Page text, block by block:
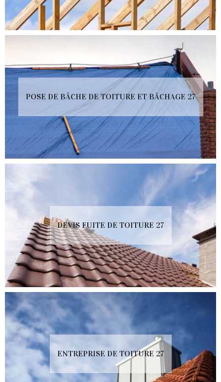
POSE DE BÂCHE DE TOITURE ET BÂCHAGE 27
DEVIS FUITE DE TOITURE 27
ENTREPRISE DE TOITURE 27